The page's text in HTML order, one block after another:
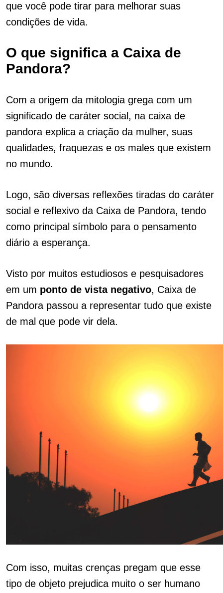
que você pode tirar para melhorar suas
condições de vida.
O que significa a Caixa de
Pandora?
Com a origem da mitologia grega com um
significado de caráter social, na caixa de
pandora explica a criação da mulher, suas
qualidades, fraquezas e os males que existem
no mundo.
Logo, são diversas reflexões tiradas do caráter
social e reflexivo da Caixa de Pandora, tendo
como principal símbolo para o pensamento
diário a esperança.
Visto por muitos estudiosos e pesquisadores
em um ponto de vista negativo, Caixa de
Pandora passou a representar tudo que existe
de mal que pode vir dela.
Com isso, muitas crenças pregam que esse
tipo de objeto prejudica muito o ser humano